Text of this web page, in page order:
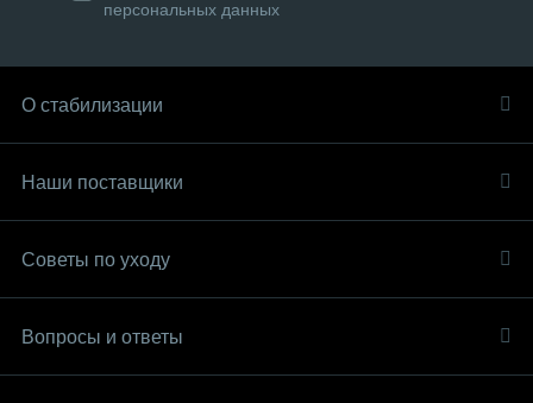
персональных данных
О стабилизации
Наши поставщики
Советы по уходу
Вопросы и ответы